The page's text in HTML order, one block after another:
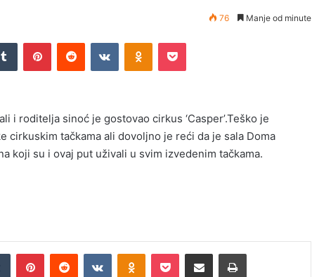
76 Manje od minute
Tumblr PinterestReddit VKontakteOdnoklassniki
Pocket
i roditelja sinoć je gostovao cirkus ‘Casper’.Teško je
tačkama ali dovoljno je reći da je sala Doma
koji su i ovaj put uživali u svim izvedenim tačkama.
Tumblr PinterestReddit VKontakteOdnoklassniki
Pocket Podijeli putem Emaila Print